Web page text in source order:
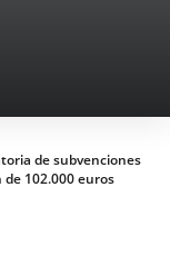
de subvenciones
102.000 euros